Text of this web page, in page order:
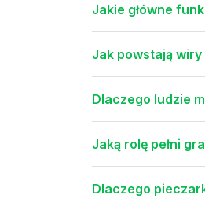
Jakie główne
Jak powstają
Dlaczego ludzie
Jaką rolę pełni
Dlaczego